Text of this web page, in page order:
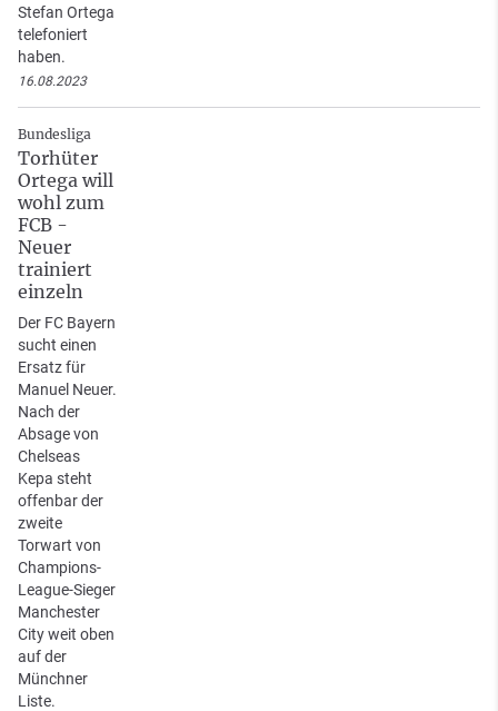
Stefan Ortega
telefoniert
haben.
16.08.2023
Bundesliga
Torhüter
Ortega will
wohl zum
FCB -
Neuer
trainiert
einzeln
Der FC Bayern
sucht einen
Ersatz für
Manuel Neuer.
Nach der
Absage von
Chelseas
Kepa steht
offenbar der
zweite
Torwart von
Champions-
League-Sieger
Manchester
City weit oben
auf der
Münchner
Liste.